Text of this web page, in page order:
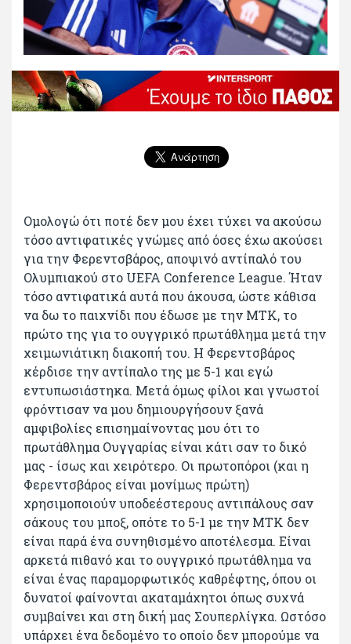
Ομολογώ ότι ποτέ δεν μου έχει τύχει να ακούσω
τόσο αντιφατικές γνώμες από όσες έχω ακούσει
για την Φερεντσβάρος, αποψινό αντίπαλό του
Ολυμπιακού στο UEFA Conference League. Ήταν
τόσο αντιφατικά αυτά που άκουσα, ώστε κάθισα
να δω το παιχνίδι που έδωσε με την ΜΤΚ, το
πρώτο της για το ουγγρικό πρωτάθλημα μετά την
χειμωνιάτικη διακοπή του. Η Φερεντσβάρος
κέρδισε την αντίπαλο της με 5-1 και εγώ
εντυπωσιάστηκα. Μετά όμως φίλοι και γνωστοί
φρόντισαν να μου δημιουργήσουν ξανά
αμφιβολίες επισημαίνοντας μου ότι το
πρωτάθλημα Ουγγαρίας είναι κάτι σαν το δικό
μας - ίσως και χειρότερο. Οι πρωτοπόροι (και η
Φερεντσβάρος είναι μονίμως πρώτη)
χρησιμοποιούν υποδεέστερους αντιπάλους σαν
σάκους του μποξ, οπότε το 5-1 με την ΜΤΚ δεν
είναι παρά ένα συνηθισμένο αποτέλεσμα. Είναι
αρκετά πιθανό και το ουγγρικό πρωτάθλημα να
είναι ένας παραμορφωτικός καθρέφτης, όπου οι
δυνατοί φαίνονται ακαταμάχητοι όπως συχνά
συμβαίνει και στη δική μας Σουπερλίγκα. Ωστόσο
υπάρχει ένα δεδομένο το οποίο δεν μπορούμε να